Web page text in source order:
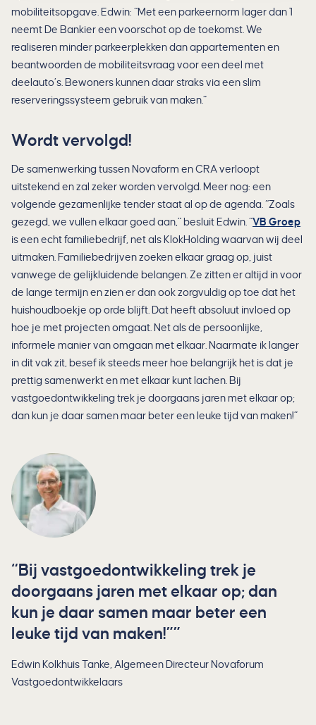
mobiliteitsopgave. Edwin: “Met een parkeernorm lager dan 1
neemt De Bankier een voorschot op de toekomst. We
realiseren minder parkeerplekken dan appartementen en
beantwoorden de mobiliteitsvraag voor een deel met
deelauto’s. Bewoners kunnen daar straks via een slim
reserveringssysteem gebruik van maken.”
Wordt vervolgd!
De samenwerking tussen Novaform en CRA verloopt
uitstekend en zal zeker worden vervolgd. Meer nog: een
volgende gezamenlijke tender staat al op de agenda. “Zoals
gezegd, we vullen elkaar goed aan,” besluit Edwin. “VB Groep
is een echt familiebedrijf, net als KlokHolding waarvan wij deel
uitmaken. Familiebedrijven zoeken elkaar graag op, juist
vanwege de gelijkluidende belangen. Ze zitten er altijd in voor
de lange termijn en zien er dan ook zorgvuldig op toe dat het
huishoudboekje op orde blijft. Dat heeft absoluut invloed op
hoe je met projecten omgaat. Net als de persoonlijke,
informele manier van omgaan met elkaar. Naarmate ik langer
in dit vak zit, besef ik steeds meer hoe belangrijk het is dat je
prettig samenwerkt en met elkaar kunt lachen. Bij
vastgoedontwikkeling trek je doorgaans jaren met elkaar op;
dan kun je daar samen maar beter een leuke tijd van maken!”
Bij vastgoedontwikkeling trek je
doorgaans jaren met elkaar op; dan
kun je daar samen maar beter een
leuke tijd van maken!”
Edwin Kolkhuis Tanke, Algemeen Directeur Novaforum
Vastgoedontwikkelaars